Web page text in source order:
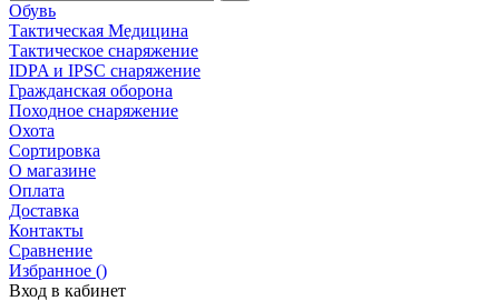
Обувь
Тактическая Медицина
Тактическое снаряжение
IDPA и IPSC снаряжение
Гражданская оборона
Походное снаряжение
Охота
Сортировка
О магазине
Оплата
Доставка
Контакты
Сравнение
Избранное ()
Вход в кабинет